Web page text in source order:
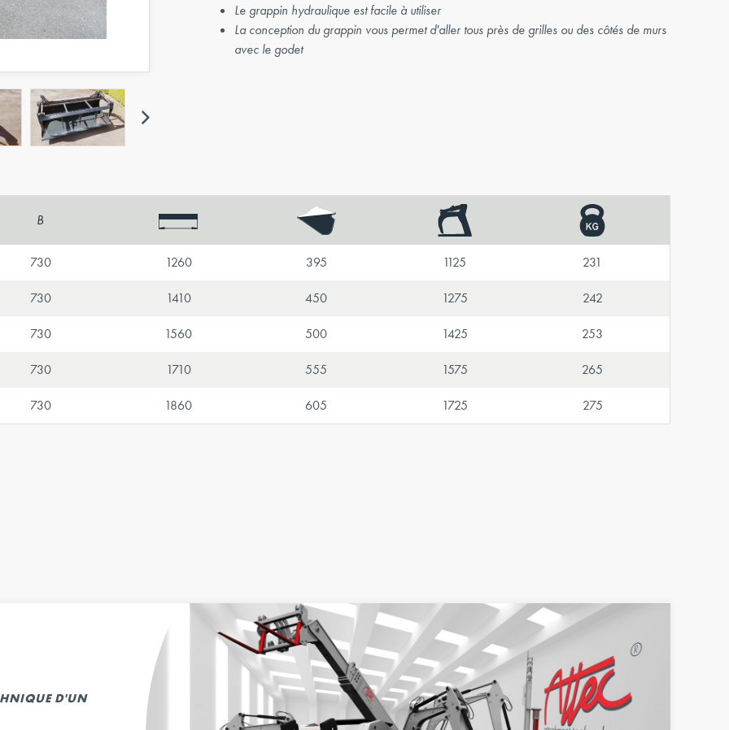
Le grappin hydraulique est facile à utiliser
La conception du grappin vous permet d'aller tous près de grilles ou des côtés de murs
avec le godet
B
730 1260 395 1125 231
730 1410 450 1275 242
730 1560 500 1425 253
730 1710 555 1575 265
730 1860 605 1725 275
D'UN